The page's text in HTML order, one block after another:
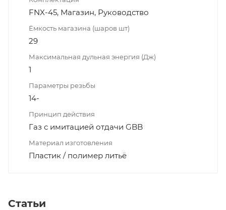
FNX-45, Магазин, Руководство
Ёмкость магазина (шаров шт)
29
Максимальная дульная энергия (Дж)
1
Параметры резьбы
14-
Принцип действия
Газ с имитацией отдачи GBB
Материал изготовления
Пластик / полимер литьё
Статьи